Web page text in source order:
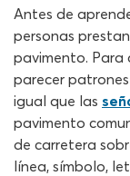
Antes de
personas
pavimento. Para
parecer
igual que las
pavimento
de carretera
línea, símbolo,